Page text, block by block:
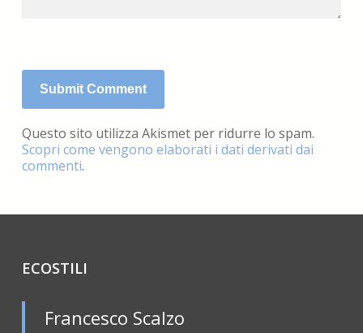
Questo sito utilizza Akismet per ridurre lo spam.
Scopri come vengono elaborati i dati derivati dai
commenti.
ECOSTILI
Francesco Scalzo